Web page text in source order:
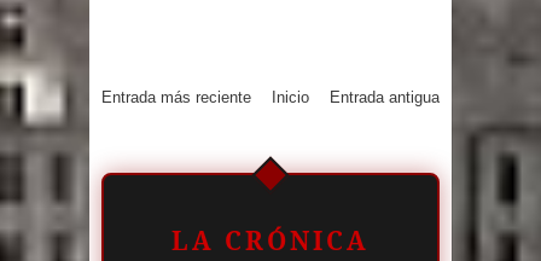
Entrada más reciente Entrada antigua
Inicio
LA CRÓNICA